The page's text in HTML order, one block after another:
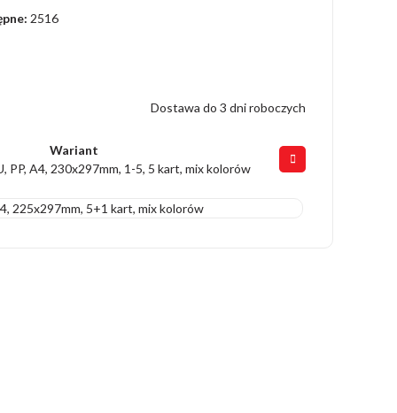
2516
Dostawa do 3 dni roboczych
Wariant
PP, A4, 230x297mm, 1-5, 5 kart, mix kolorów